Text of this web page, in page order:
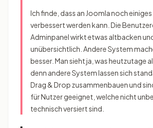
Ich finde, dass an Joomla noch
verbessert werden kann. Die
Adminpanel wirkt etwas altbacken
unübersichtlich. Andere System
besser. Man sieht ja, was heutzutage
denn andere System lassen sich
Drag & Drop zusammenbauen und
für Nutzer geeignet, welche nicht
technisch versiert sind.